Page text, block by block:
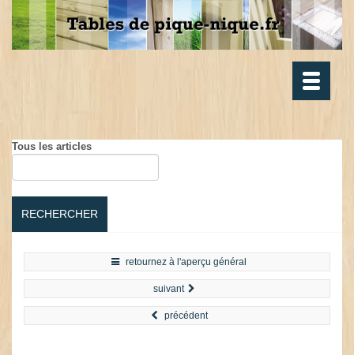
Toggle
Tous les articles
RECHERCHER
retournez à l'aperçu général
suivant
précédent